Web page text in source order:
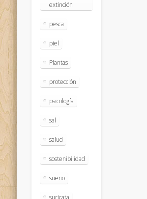
extinción
pesca
piel
Plantas
protección
psicología
sal
salud
sostenibilidad
sueño
suricata